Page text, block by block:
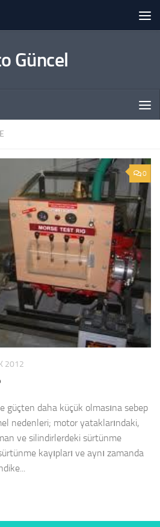
Güncel
0
2012
güçten daha küçük olmasına sebep
nedenleri; motor yataklarındaki,
ve silindirlerdeki sürtünme
kayıpları ve aynı zamanda